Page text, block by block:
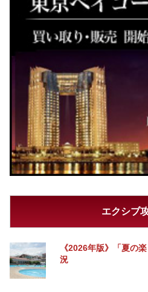
エクシブ
《2026年版》「夏の
況